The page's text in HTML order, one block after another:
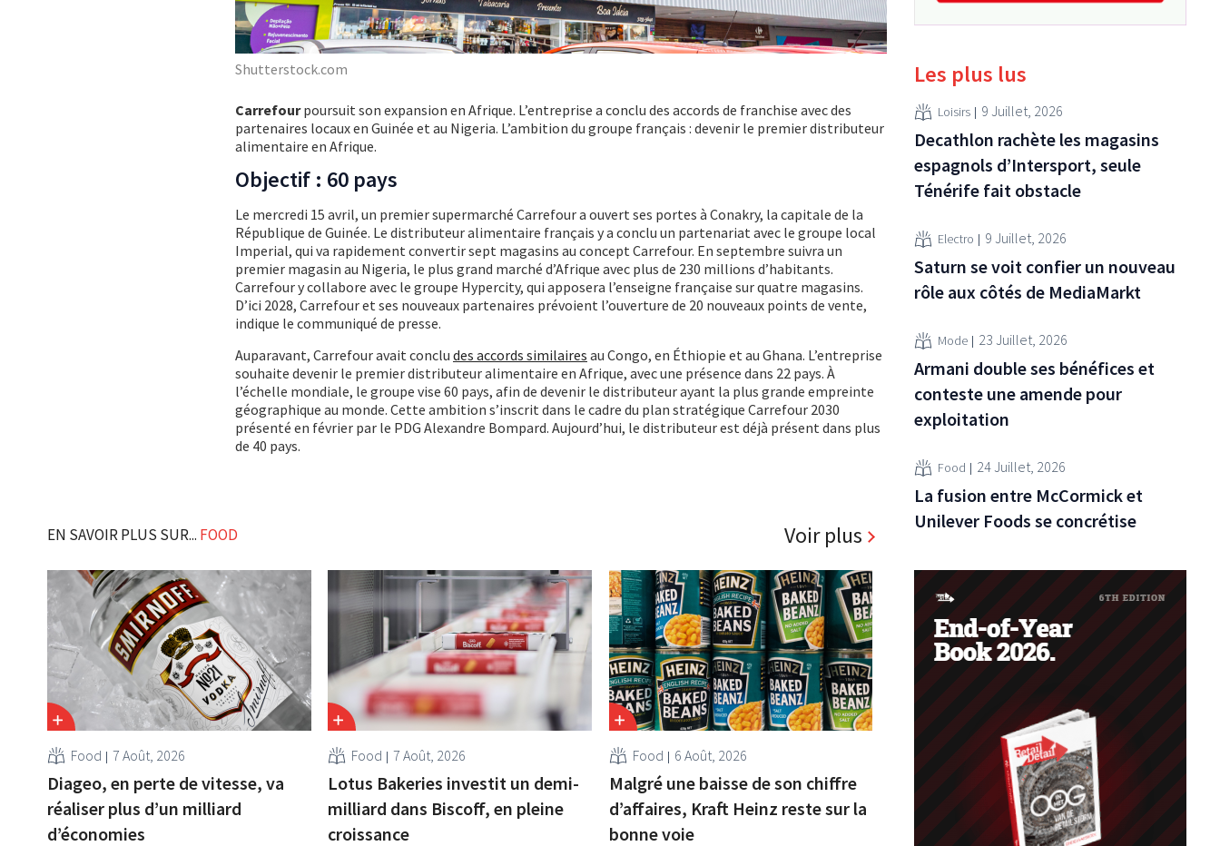
Shutterstock.com
Carrefourpoursuit son expansion en Afrique. L’entreprise a conclu des accords de franchise avec des
partenaires locaux en Guinée et au Nigeria. L’ambition du groupe français : devenir le premier distributeur
alimentaire en Afrique.
Objectif : 60 pays
Le mercredi 15 avril, un premier supermarché Carrefour a ouvert ses portes à Conakry, la capitale de la
République de Guinée. Le distributeur alimentaire français y a conclu un partenariat avec le groupe local
Imperial, qui va rapidement convertir sept magasins au concept Carrefour. En septembre suivra un
premier magasin au Nigeria, le plus grand marché d’Afrique avec plus de 230 millions d’habitants.
Carrefour y collabore avec le groupe Hypercity, qui apposera l’enseigne française sur quatre magasins.
D’ici 2028, Carrefour et ses nouveaux partenaires prévoient l’ouverture de 20 nouveaux points de vente,
indique le communiqué de presse.
Auparavant, Carrefour avait conclu des accords similaires au Congo, en Éthiopie et au Ghana. L’entreprise
souhaite devenir le premier distributeur alimentaire en Afrique, avec une présence dans 22 pays. À
l’échelle mondiale, le groupe vise 60 pays, afin de devenir le distributeur ayant la plus grande empreinte
géographique au monde. Cette ambition s’inscrit dans le cadre du plan stratégique Carrefour 2030
présenté en février par le PDG Alexandre Bompard. Aujourd’hui, le distributeur est déjà présent dans plus
de 40 pays.
EN SAVOIR PLUS SUR... FOOD Voir plus
Food 7 Août, 2026
Diageo, en perte de vitesse, va
réaliser plus d’un milliard
d’économies
Food 7 Août, 2026
Lotus Bakeries investit un demi-
milliard dans Biscoff, en pleine
croissance
Food 6 Août, 2026
Malgré une baisse de son chiffre
d’affaires, Kraft Heinz reste sur la
bonne voie
Les plus lus
Loisirs 9 Juillet, 2026
Decathlon rachète les magasins
espagnols d’Intersport, seule
Ténérife fait obstacle
Electro 9 Juillet, 2026
Saturn se voit confier un nouveau
rôle aux côtés de MediaMarkt
Mode 23 Juillet, 2026
Armani double ses bénéfices et
conteste une amende pour
exploitation
Food 24 Juillet, 2026
La fusion entre McCormick et
Unilever Foods se concrétise